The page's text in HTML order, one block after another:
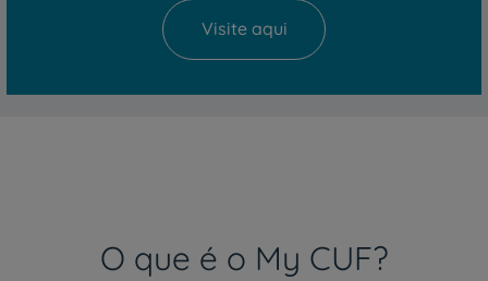
Visite aqui
O que é o My CUF?